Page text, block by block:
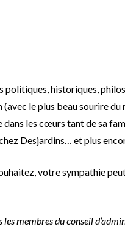
politiques, historiques,
(avec le plus beau sourire
les cœurs tant de sa
Desjardins… et plus
votre sympathie
les membres du conseil